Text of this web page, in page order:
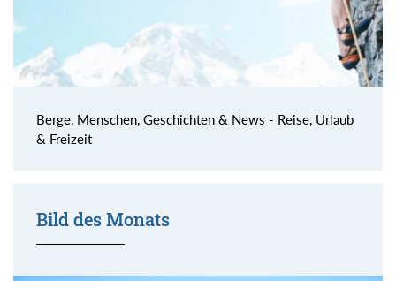
Berge, Menschen, Geschichten & News - Reise, Urlaub
& Freizeit
Bild des Monats